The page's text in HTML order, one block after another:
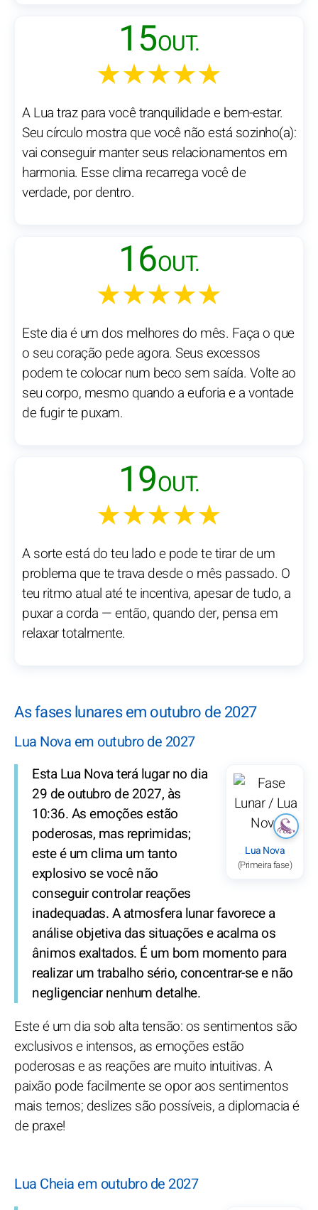
15OUT.
★★★★★
A Lua traz para você tranquilidade e bem-estar.
Seu círculo mostra que você não está sozinho(a):
vai conseguir manter seus relacionamentos em
harmonia. Esse clima recarrega você de
verdade, por dentro.
16OUT.
★★★★★
Este dia é um dos melhores do mês. Faça o que
o seu coração pede agora. Seus excessos
podem te colocar num beco sem saída. Volte ao
seu corpo, mesmo quando a euforia e a vontade
de fugir te puxam.
19OUT.
★★★★★
A sorte está do teu lado e pode te tirar de um
problema que te trava desde o mês passado. O
teu ritmo atual até te incentiva, apesar de tudo, a
puxar a corda — então, quando der, pensa em
relaxar totalmente.
As fases lunares em outubro de 2027
Lua Nova em outubro de 2027
Lua Nova
(Primeira fase)
Esta Lua Nova terá lugar no dia
29 de outubro de 2027, às
10:36. As emoções estão
poderosas, mas reprimidas;
este é um clima um tanto
explosivo se você não
conseguir controlar reações
inadequadas. A atmosfera lunar favorece a
análise objetiva das situações e acalma os
ânimos exaltados. É um bom momento para
realizar um trabalho sério, concentrar-se e não
negligenciar nenhum detalhe.
Este é um dia sob alta tensão: os sentimentos são
exclusivos e intensos, as emoções estão
poderosas e as reações are muito intuitivas. A
paixão pode facilmente se opor aos sentimentos
mais ternos; deslizes são possíveis, a diplomacia é
de praxe!
Lua Cheia em outubro de 2027